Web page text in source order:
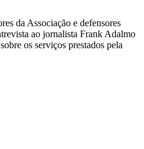
da Associação e defensores
ao jornalista Frank Adalmo
os serviços prestados pela